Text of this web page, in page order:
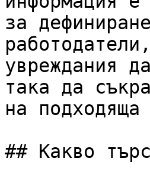
за
увреждания
така да
на
## Какво